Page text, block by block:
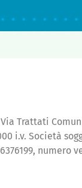
Trattati
i.v. Società
numero